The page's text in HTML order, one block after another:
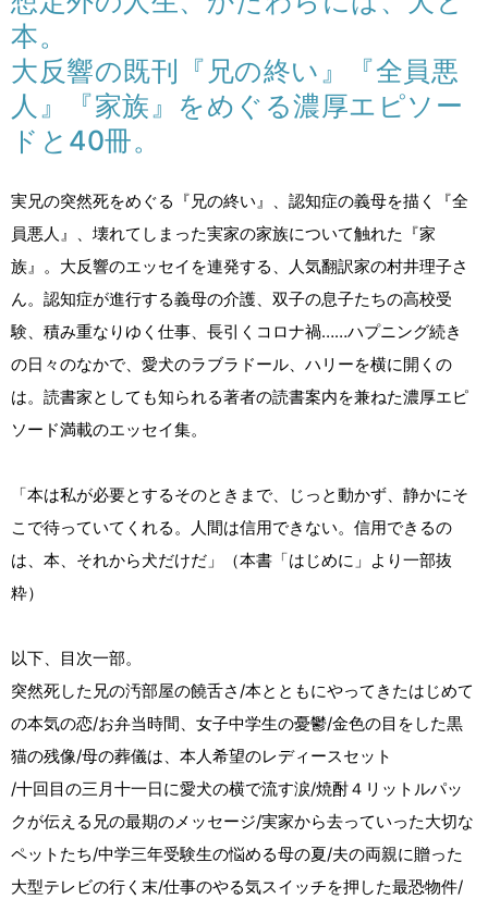
本。
大反響の既刊『兄の終い』『全員悪
人』『家族』をめぐる濃厚エピソー
ドと40冊。
実兄の突然死をめぐる『兄の終い』、認知症の義母を描く『全
員悪人』、壊れてしまった実家の家族について触れた『家
族』。大反響のエッセイを連発する、人気翻訳家の村井理子さ
ん。認知症が進行する義母の介護、双子の息子たちの高校受
験、積み重なりゆく仕事、長引くコロナ禍……ハプニング続き
の日々のなかで、愛犬のラブラドール、ハリーを横に開くの
は。読書家としても知られる著者の読書案内を兼ねた濃厚エピ
ソード満載のエッセイ集。
「本は私が必要とするそのときまで、じっと動かず、静かにそ
こで待っていてくれる。人間は信用できない。信用できるの
は、本、それから犬だけだ」（本書「はじめに」より一部抜
粋）
以下、目次一部。
突然死した兄の汚部屋の饒舌さ/本とともにやってきたはじめて
の本気の恋/お弁当時間、女子中学生の憂鬱/金色の目をした黒
猫の残像/母の葬儀は、本人希望のレディースセット
/十回目の三月十一日に愛犬の横で流す涙/焼酎４リットルパッ
クが伝える兄の最期のメッセージ/実家から去っていった大切な
ペットたち/中学三年受験生の悩める母の夏/夫の両親に贈った
大型テレビの行く末/仕事のやる気スイッチを押した最恐物件/